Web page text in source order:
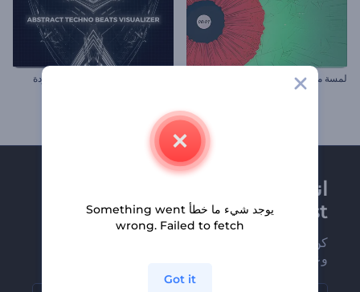
لمسة مصور الموسيقى تجسيد بصري لإيقاعات تكنو المجردة
انضم إلى نشرة
Renderforest الإخبارية
كن من بين أوائل من يستلمون أحدث أخبارنا
وعروضنا
يوجد شيء ما خطأ Something went
wrong. Failed to fetch
Got it